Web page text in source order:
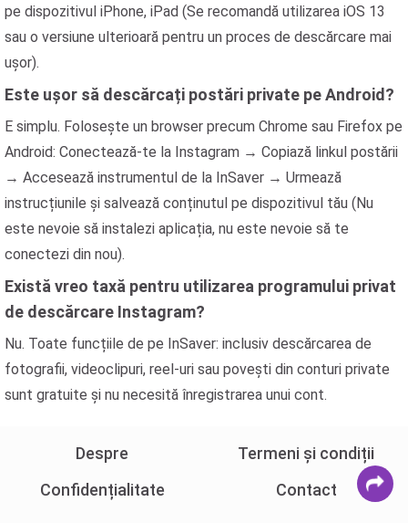
pe dispozitivul iPhone, iPad (Se recomandă utilizarea iOS 13
sau o versiune ulterioară pentru un proces de descărcare mai
ușor).
Este ușor să descărcați postări private pe Android?
E simplu. Folosește un browser precum Chrome sau Firefox pe
Android: Conectează-te la Instagram → Copiază linkul postării
→ Accesează instrumentul de la InSaver → Urmează
instrucțiunile și salvează conținutul pe dispozitivul tău (Nu
este nevoie să instalezi aplicația, nu este nevoie să te
conectezi din nou).
Există vreo taxă pentru utilizarea programului privat
de descărcare Instagram?
Nu. Toate funcțiile de pe InSaver: inclusiv descărcarea de
fotografii, videoclipuri, reel-uri sau povești din conturi private
sunt gratuite și nu necesită înregistrarea unui cont.
Despre
Termeni și condiții
Confidențialitate
Contact